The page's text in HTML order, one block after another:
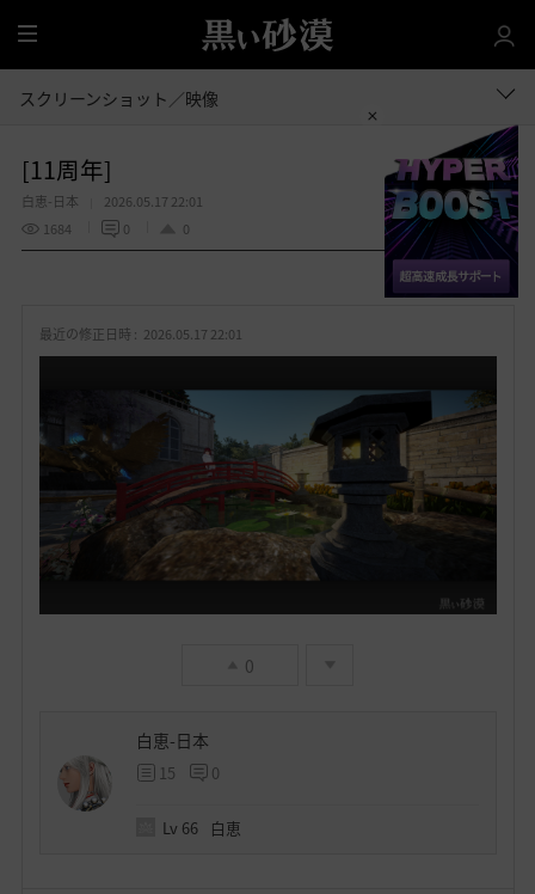
全
体
スクリーンショット／映像
[11周年]
白恵-日本
2026.05.17 22:01
1684
0 0
お
り
共有する
最近の修正日時 : 2026.05.17 22:01
0
白恵-日本
15 0
Lv 66 白恵